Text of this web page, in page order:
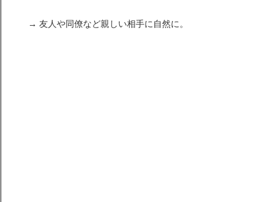
→ 友人や同僚など親しい相手に自然に。